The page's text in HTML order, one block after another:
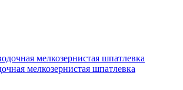
мелкозернистая шпатлевка